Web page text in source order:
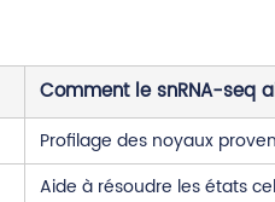
Comment le snRNA-seq
Profilage des noyaux
Aide à résoudre les états